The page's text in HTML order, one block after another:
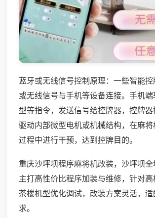
蓝牙或无线信号控制原理：一些智能
或无线信号与手机等设备连接。手机
型等指令，发送信号给控牌器，控牌
驱动内部微型电机或机械结构，在麻
过程中进行干预，达到控牌目的。
重庆沙坪坝程序麻将机改装，沙坪坝全
主打高性价比程序加装与维修，针对
茶楼机型优化调试，改装方案灵活，
求。